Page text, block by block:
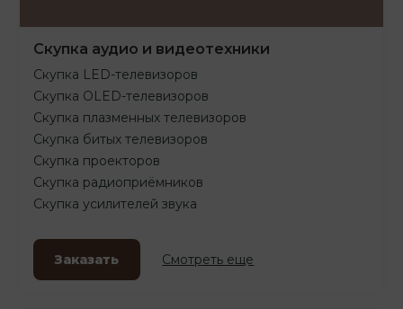
Скупка аудио и видеотехники
Скупка LED-телевизоров
Скупка OLED-телевизоров
Скупка плазменных телевизоров
Скупка битых телевизоров
Скупка проекторов
Скупка радиоприёмников
Скупка усилителей звука
Заказать Смотреть еще